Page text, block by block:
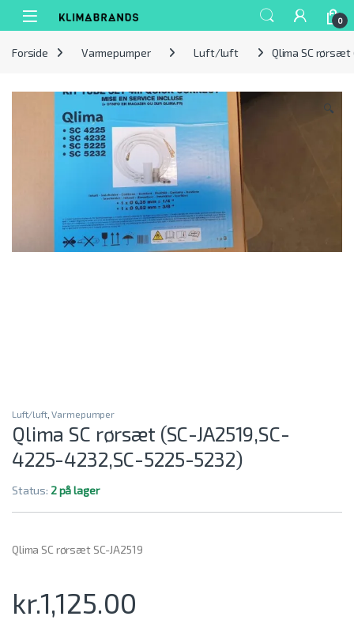
Spring til navigation
Gå til indhold
0
Forside Varmepumper Luft/luft Qlima SC rørsæt
🔍
Luft/luft,Varmepumper
Qlima SC rørsæt (SC-JA2519,SC-
4225-4232,SC-5225-5232)
Status: 2 på lager
Qlima SC rørsæt SC-JA2519
kr.1,125.00